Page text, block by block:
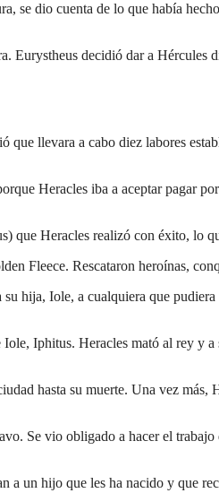
se dio cuenta de lo que había
decidió dar a Hércules
llevara a cabo diez labores
Heracles iba a aceptar pagar
que Heracles realizó con éxito, lo
Fleece. Rescataron heroínas,
hija, Iole, a cualquiera que
Iphitus. Heracles mató al rey y
hasta su muerte. Una vez más,
Se vio obligado a hacer el
un hijo que les ha nacido y que